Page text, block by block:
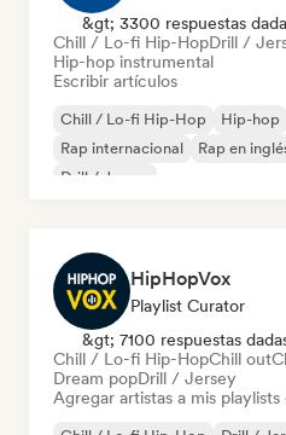
&gt; 3300 respuestas
Chill / Lo-fi Hip-HopDrill /
Hip-hop instrumental
Escribir artículos
Chill / Lo-fi Hip-Hop Hip-hop
Rap internacional
Rap en
Drill / Jersey
HipHopVox
Playlist Curator
&gt; 7100 respuestas
Chill / Lo-fi Hip-HopChill out
Dream popDrill / Jersey
Agregar artistas a mis